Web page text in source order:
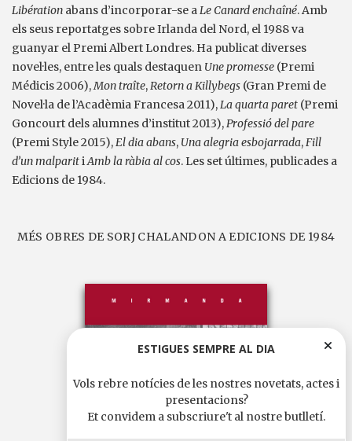
Libération abans d’incorporar-se aLe Canard enchaîné. Amb
els seus reportatges sobre Irlanda del Nord, el 1988 va
guanyar el Premi Albert Londres. Ha publicat diverses
novel·les, entre les quals destaquen Une promesse (Premi
Médicis 2006),Mon traîte,Retorn a Killybegs (Gran Premi de
Novel·la de l’Acadèmia Francesa 2011),La quarta paret (Premi
Goncourt dels alumnes d’institut 2013),Professió del pare
(Premi Style 2015),El dia abans, Una alegria esbojarrada,Fill
d’un malparitiAmb la ràbia al cos. Les set últimes, publicades a
Edicions de 1984.
MÉS OBRES DE SORJ CHALANDON A EDICIONS DE 1984
ESTIGUES SEMPRE AL DIA
Vols rebre notícies de les nostres novetats, actes i
presentacions?
Et convidem a subscriure't al nostre butlletí.